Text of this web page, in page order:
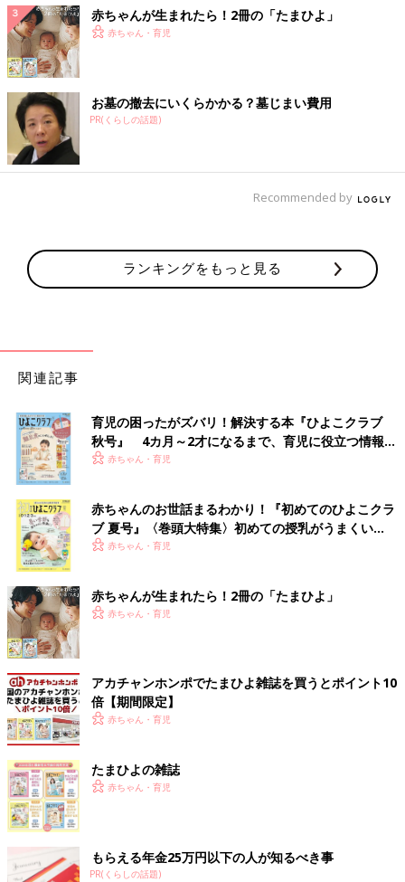
赤ちゃんが生まれたら！2冊の「たまひよ」
赤ちゃん・育児
お墓の撤去にいくらかかる？墓じまい費用
PR(くらしの話題)
Recommended by
ランキングをもっと見る
関連記事
育児の困ったがズバリ！解決する本『ひよこクラブ
秋号』 4カ月～2才になるまで、育児に役立つ情報が
いっぱい！
赤ちゃん・育児
赤ちゃんのお世話まるわかり！『初めてのひよこクラ
ブ 夏号』〈巻頭大特集〉初めての授乳がうまくい
く！ おっぱい・ミルクの基本と夏のトラブル 解決テ
赤ちゃん・育児
赤ちゃんが生まれたら！2冊の「たまひよ」
赤ちゃん・育児
アカチャンホンポでたまひよ雑誌を買うとポイント10
倍【期間限定】
赤ちゃん・育児
たまひよの雑誌
赤ちゃん・育児
もらえる年金25万円以下の人が知るべき事
PR(くらしの話題)